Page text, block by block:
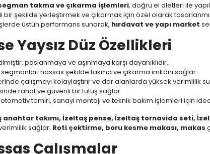
takma ve çıkarma işlemleri, doğru el aletleri ile
bir şekilde yerleştirmek ve çıkarmak için özel olarak
üstün performans sunarak, hırdavat ve yapı market
Yaysız Düz Özellikleri
paslanmaya ve aşınmaya karşı dayanıklıdır.
hassas şekilde takma ve çıkarma imkânı sağlar.
çalışmayı kolaylaştırır ve dar alanlarda yüksek verimlilik
rahat ve güvenli bir tutuş sağlar.
tamiri, sanayi montajı ve teknik bakım işlemleri için
anahtar takımı, İzeltaş pense, İzeltaş tornavida seti,
sağlar. Roti çektirme, boru kesme makası, makas
Çalışmalar